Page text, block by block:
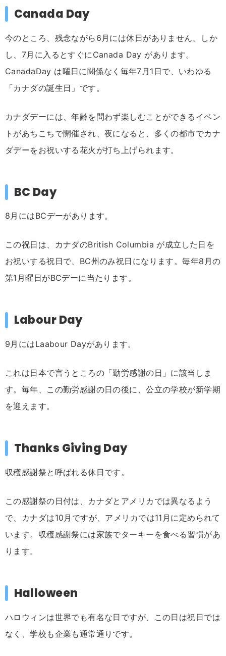
Canada Day
今のところ、残念ながら6月には休日がありません。しか
し、7月に入るとすぐにCanada Day があります。
CanadaDay は曜日に関係なく毎年7月1日で、いわゆる
「カナダの誕生日」です。
カナダデーには、年齢を問わず楽しむことができるイベン
トがあちこちで開催され、夜になると、多くの都市でカナ
ダデーをお祝いする花火が打ち上げられます。
BC Day
8月にはBCデーがあります。
この祝日は、カナダのBritish Columbia が成立した日を
お祝いする祝日で、BC州のみ祝日になります。毎年8月の
第1月曜日がBCデーに当たります。
Labour Day
9月にはLaabour Dayがあります。
これは日本で言うところの「勤労感謝の日」に該当しま
す。毎年、この勤労感謝の日の後に、公立の学校が新学期
を迎えます。
Thanks Giving Day
収穫感謝祭と呼ばれる休日です。
この感謝祭の日付は、カナダとアメリカでは異なるよう
で、カナダは10月ですが、アメリカでは11月に定められて
います。収穫感謝祭には家族でターキーを食べる習慣があ
ります。
Halloween
ハロウィンは世界でも有名な日ですが、この日は祝日では
なく、学校も企業も通常通りです。